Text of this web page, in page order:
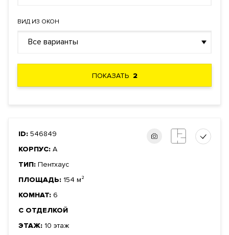
ВИД ИЗ ОКОН
Все варианты
ПОКАЗАТЬ2
ID: 546849
КОРПУС: А
ТИП: Пентхаус
ПЛОЩАДЬ: 154 м²
КОМНАТ: 6
С ОТДЕЛКОЙ
ЭТАЖ: 10 этаж